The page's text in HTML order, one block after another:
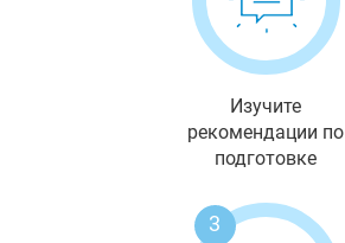
Изучите
рекомендации по
подготовке
3